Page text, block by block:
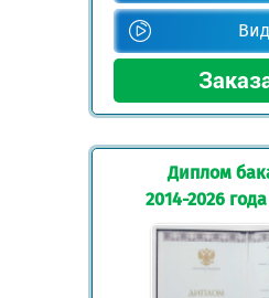
Диплом
2014-2026